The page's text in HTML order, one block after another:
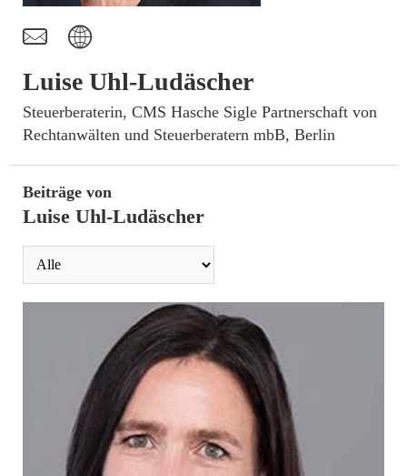
t I
Luise Uhl-Ludäscher
­Steuerberaterin, CMS Hasche Sigle Partnerschaft von
Rechtanwälten und Steuerberatern mbB, Berlin
Beiträge von
Luise Uhl-Ludäscher